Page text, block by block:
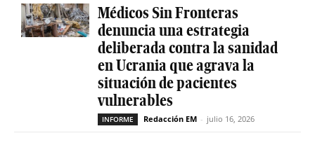
Médicos Sin Fronteras
denuncia una estrategia
deliberada contra la sanidad
en Ucrania que agrava la
situación de pacientes
vulnerables
INFORME Redacción EM - julio 16, 2026